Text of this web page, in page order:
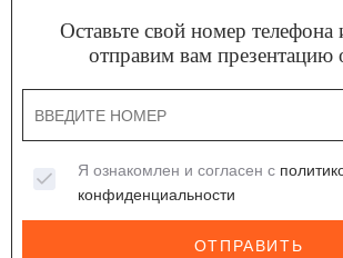
Оставьте свой номер
отправим вам презентацию
Я ознакомлен и согласен с
конфиденциальности
ОТПРАВИТЬ